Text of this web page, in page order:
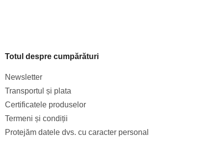
Totul despre cumpărături
Newsletter
Transportul și plata
Certificatele produselor
Termeni și condiții
Protejăm datele dvs. cu caracter personal